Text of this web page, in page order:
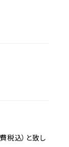
税込）と致し